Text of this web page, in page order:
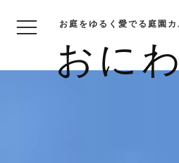
おに
お庭をゆるく愛でる庭園